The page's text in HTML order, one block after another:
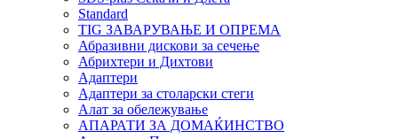
Standard
TIG ЗАВАРУВАЊЕ И ОПРЕМА
Абразивни дискови за сечење
Абрихтери и Дихтови
Адаптери
Адаптери за столарски стеги
Алат за обележување
АПАРАТИ ЗА ДОМАЌИНСТВО